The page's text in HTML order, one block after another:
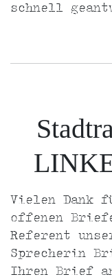
schnell
Vielen Dank
offenen
Referent
Sprecherin
Ihren Brief